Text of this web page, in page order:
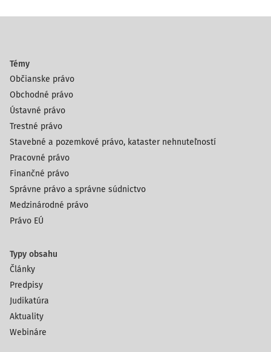
Témy
Občianske právo
Obchodné právo
Ústavné právo
Trestné právo
Stavebné a pozemkové právo, kataster nehnuteľností
Pracovné právo
Finančné právo
Správne právo a správne súdnictvo
Medzinárodné právo
Právo EÚ
Typy obsahu
Články
Predpisy
Judikatúra
Aktuality
Webináre